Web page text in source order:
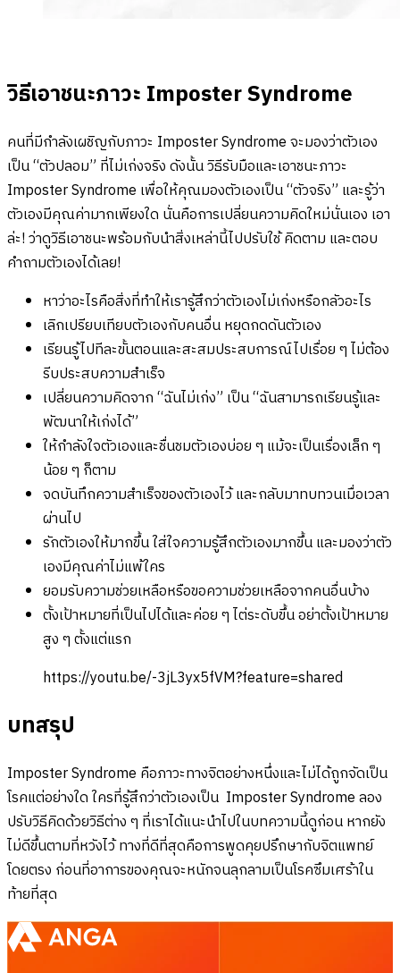
วิธีเอาชนะภาวะ Imposter Syndrome
คนที่มีกำลังเผชิญกับภาวะ Imposter Syndrome จะมองว่าตัวเอง
เป็น “ตัวปลอม” ที่ไม่เก่งจริง ดังนั้น วิธีรับมือและเอาชนะภาวะ
Imposter Syndrome เพื่อให้คุณมองตัวเองเป็น “ตัวจริง” และรู้ว่า
ตัวเองมีคุณค่ามากเพียงใด นั่นคือการเปลี่ยนความคิดใหม่นั่นเอง เอา
ล่ะ! ว่าดูวิธีเอาชนะพร้อมกับนำสิ่งเหล่านี้ไปปรับใช้ คิดตาม และตอบ
คำถามตัวเองได้เลย!
หาว่าอะไรคือสิ่งที่ทำให้เรารู้สึกว่าตัวเองไม่เก่งหรือกลัวอะไร
เลิกเปรียบเทียบตัวเองกับคนอื่น หยุดกดดันตัวเอง
เรียนรู้ไปทีละขั้นตอนและสะสมประสบการณ์ไปเรื่อย ๆ ไม่ต้อง
รีบประสบความสำเร็จ
เปลี่ยนความคิดจาก “ฉันไม่เก่ง” เป็น “ฉันสามารถเรียนรู้และ
พัฒนาให้เก่งได้”
ให้กำลังใจตัวเองและชื่นชมตัวเองบ่อย ๆ แม้จะเป็นเรื่องเล็ก ๆ
น้อย ๆ ก็ตาม
จดบันทึกความสำเร็จของตัวเองไว้ และกลับมาทบทวนเมื่อเวลา
ผ่านไป
รักตัวเองให้มากขึ้น ใส่ใจความรู้สึกตัวเองมากขึ้น และมองว่าตัว
เองมีคุณค่าไม่แพ้ใคร
ยอมรับความช่วยเหลือหรือขอความช่วยเหลือจากคนอื่นบ้าง
ตั้งเป้าหมายที่เป็นไปได้และค่อย ๆ ไต่ระดับขึ้น อย่าตั้งเป้าหมาย
สูง ๆ ตั้งแต่แรก
https://youtu.be/-3jL3yx5fVM?feature=shared
บทสรุป
Imposter Syndrome คือภาวะทางจิตอย่างหนึ่งและไม่ได้ถูกจัดเป็น
โรคแต่อย่างใด ใครที่รู้สึกว่าตัวเองเป็น Imposter Syndrome ลอง
ปรับวิธีคิดด้วยวิธีต่าง ๆ ที่เราได้แนะนำไปในบทความนี้ดูก่อน หากยัง
ไม่ดีขึ้นตามที่หวังไว้ ทางที่ดีที่สุดคือการพูดคุยปรึกษากับจิตแพทย์
โดยตรง ก่อนที่อาการของคุณจะหนักจนลุกลามเป็นโรคซึมเศร้าใน
ท้ายที่สุด